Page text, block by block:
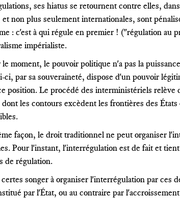
ses hiatus se retournent contre elles,
et non plus seulement internationales, sont
: c'est à qui régule en premier ! ("régulation au
impérialiste.
moment, le pouvoir politique n'a pas la
ci, par sa souveraineté, dispose d'un pouvoir
position. Le procédé des interministériels relève
dont les contours excèdent les frontières des
façon, le droit traditionnel ne peut organiser
Pour l'instant, l'interrégulation est de fait et
de régulation.
songer à organiser l'interrégulation par ces
par l'État, ou au contraire par